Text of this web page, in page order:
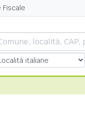
Fiscale